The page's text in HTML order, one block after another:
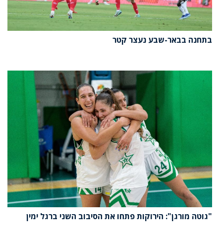
בתחנה בבאר-שבע נעצר קטר
"גוטה מורגן": הירוקות פתחו את הסיבוב השני ברגל ימין